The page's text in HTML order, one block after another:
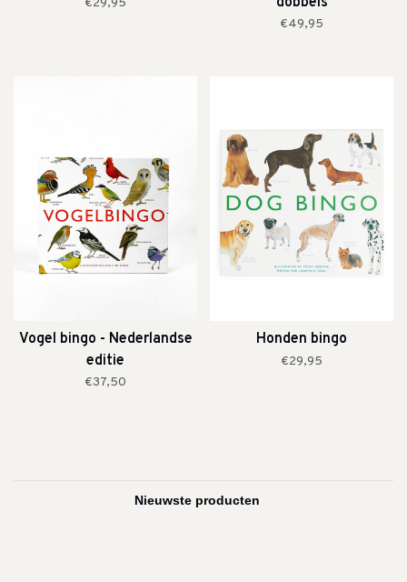
€29,95
€49,95
Vogel bingo - Nederlandse
editie
€37,50
Honden bingo
€29,95